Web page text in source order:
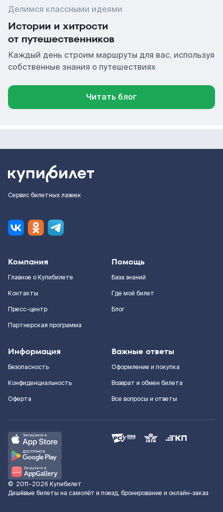
Делимся классными идеями
Истории и хитрости
от путешественников
Каждый день строим маршруты для вас, используя
собственные знания о путешествиях
Читать блог
Сервис билетных лазеек
Компания
Главное о Купибилете
Контакты
Пресс-центр
Партнерская программа
Помощь
База знаний
Где мой билет
Блог
Информация
Безопасность
Конфиденциальность
Оферта
Важные ответы
Оформление и покупка
Возврат и обмен билета
Все вопросы и ответы
© 2011–2026 Купибилет
Дешёвые билеты на самолёт и поезд, бронирование и онлайн-заказ